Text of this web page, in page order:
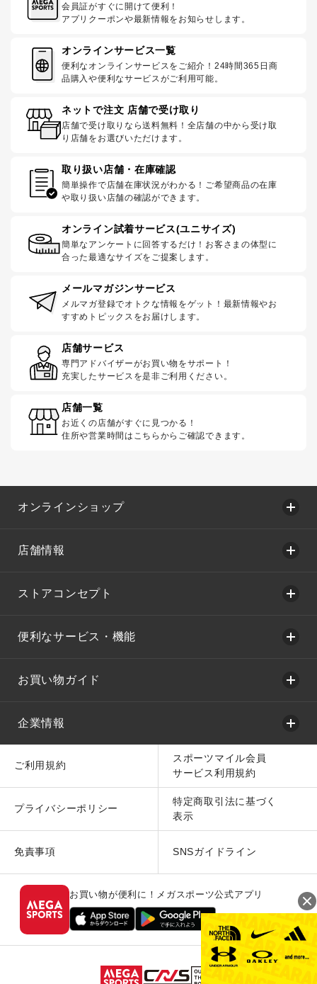
会員証がすぐに開けて便利！
アプリクーポンや最新情報をお知らせします。
オンラインサービス一覧
便利なオンラインサービスをご紹介！24時間365日商
品購入や便利なサービスがご利用可能。
ネットで注文 店舗で受け取り
店舗で受け取りなら送料無料！全店舗の中から受け取
り店舗をお選びいただけます。
取り扱い店舗・在庫確認
簡単操作で店舗在庫状況がわかる！ご希望商品の在庫
や取り扱い店舗の確認ができます。
オンライン試着サービス(ユニサイズ)
簡単なアンケートに回答するだけ！お客さまの体型に
合った最適なサイズをご提案します。
メールマガジンサービス
メルマガ登録でオトクな情報をゲット！最新情報やお
すすめトピックスをお届けします。
店舗サービス
専門アドバイザーがお買い物をサポート！
充実したサービスを是非ご利用ください。
店舗一覧
お近くの店舗がすぐに見つかる！
住所や営業時間はこちらからご確認できます。
オンラインショップ
店舗情報
ストアコンセプト
便利なサービス・機能
お買い物ガイド
企業情報
ご利用規約
スポーツマイル会員
サービス利用規約
プライバシーポリシー
特定商取引法に基づく
表示
免責事項 SNSガイドライン
お買い物が便利に！メガスポーツ公式アプリ